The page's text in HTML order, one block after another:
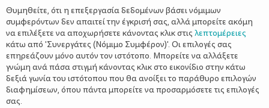
Φρέσκια και λαμπερή επιδερμίδα
εύκολα και δωρεάν
Θυμηθείτε, ότι η επεξεργασία δεδομένων βάσει νόμιμων
συμφερόντων δεν απαιτεί την έγκρισή σας, αλλά μπορείτε ακόμη
να επιλέξετε να αποχωρήσετε κάνοντας κλικ στις λεπτομέρειες
κάτω από 'Συνεργάτες (Νόμιμο Συμφέρον)'. Οι επιλογές σας
επηρεάζουν μόνο αυτόν τον ιστότοπο. Μπορείτε να αλλάξετε
γνώμη ανά πάσα στιγμή κάνοντας κλικ στο εικονίδιο στην κάτω
δεξιά γωνία του ιστότοπου που θα ανοίξει το παράθυρο επιλογών
διαφημίσεων, όπου πάντα μπορείτε να προσαρμόσετε τις επιλογές
σας.